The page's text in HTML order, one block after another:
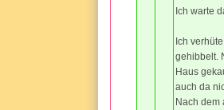
Ich warte
Ich
gehibbelt.
Haus
auch da
Nach dem